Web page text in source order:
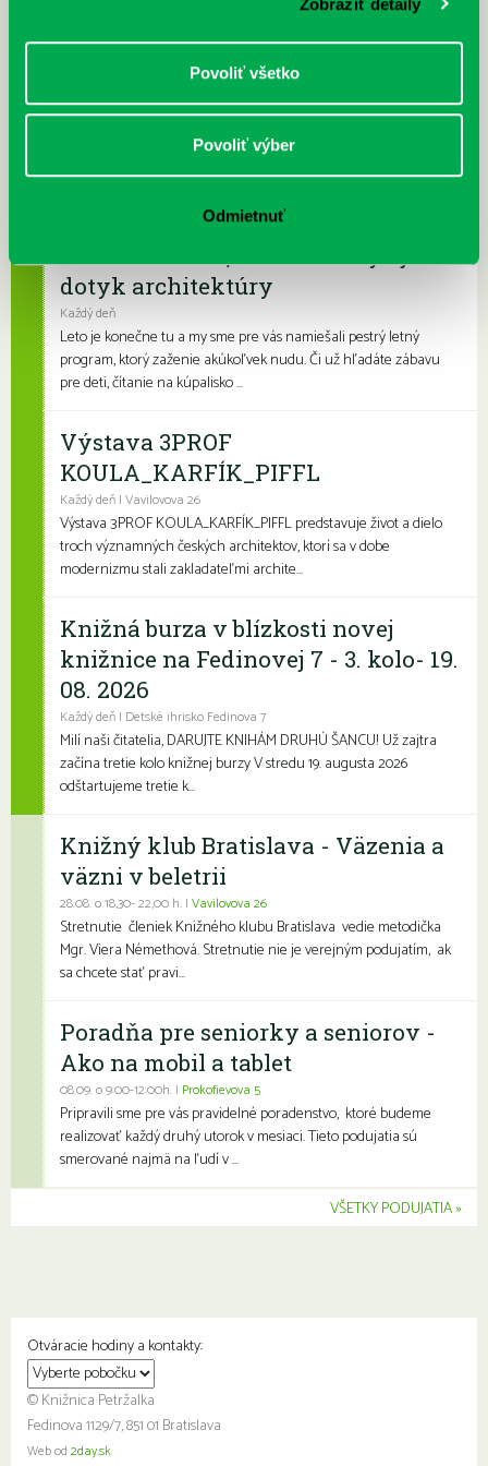
Povoliť všetko
Povoliť výber
Odmietnuť
bude otvorená viac v dopoludňajších hodinách a menej v
podvečerných hodinách, keď býva na...
Prečítané leto v petržalskej knižnici
Prečítané leto je celoslovenský projekt, ktorý spája skvelé knihy s
letnými aktivitami a zábavou. Na našich detských a rodinných
dotyk architektúry
Každý deň
Leto je konečne tu a my sme pre vás namiešali pestrý letný
program, ktorý zaženie akúkoľvek nudu. Či už hľadáte zábavu
pre deti, čítanie na kúpalisko ...
Výstava 3PROF
KOULA_KARFÍK_PIFFL
Každý deň | Vavilovova 26
Výstava 3PROF KOULA_KARFÍK_PIFFL predstavuje život a dielo
troch významných českých architektov, ktorí sa v dobe
modernizmu stali zakladateľmi archite...
Knižná burza v blízkosti novej
knižnice na Fedinovej 7 - 3. kolo- 19.
08. 2026
Každý deň | Detské ihrisko Fedinova 7
Milí naši čitatelia, DARUJTE KNIHÁM DRUHÚ ŠANCU! Už zajtra
začína tretie kolo knižnej burzy V stredu 19. augusta 2026
odštartujeme tretie k...
Knižný klub Bratislava - Väzenia a
väzni v beletrii
28.08. o 18,30- 22,00 h. | Vavilovova 26
Stretnutie členiek Knižného klubu Bratislava vedie metodička
Mgr. Viera Némethová. Stretnutie nie je verejným podujatím, ak
sa chcete stať pravi...
Poradňa pre seniorky a seniorov -
Ako na mobil a tablet
08.09. o 9:00-12:00h. | Prokofievova 5
Pripravili sme pre vás pravidelné poradenstvo, ktoré budeme
realizovať každý druhý utorok v mesiaci. Tieto podujatia sú
smerované najmä na ľudí v ...
VŠETKY PODUJATIA
Otváracie hodiny a kontakty:
© Knižnica Petržalka
Fedinova 1129/7, 851 01 Bratislava
Web od 2day.sk